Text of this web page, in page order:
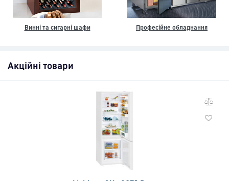
Винні та сигарні шафи Професійне обладнання
Акційні товари